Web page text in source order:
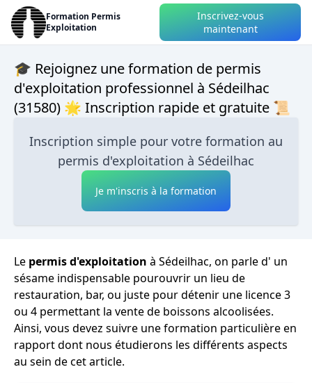
Formation Permis
Exploitation
Inscrivez-vous
maintenant
🎓 Rejoignez une formation de permis
d'exploitation professionnel à Sédeilhac
(31580) 🌟 Inscription rapide et gratuite 📜
Inscription simple pour votre formation au
permis d'exploitation à Sédeilhac
Je m'inscris à la formation
Le permis d'exploitation à Sédeilhac, on parle d' un
sésame indispensable pourouvrir un lieu de
restauration, bar, ou juste pour détenir une licence 3
ou 4 permettant la vente de boissons alcoolisées.
Ainsi, vous devez suivre une formation particulière en
rapport dont nous étudierons les différents aspects
au sein de cet article.